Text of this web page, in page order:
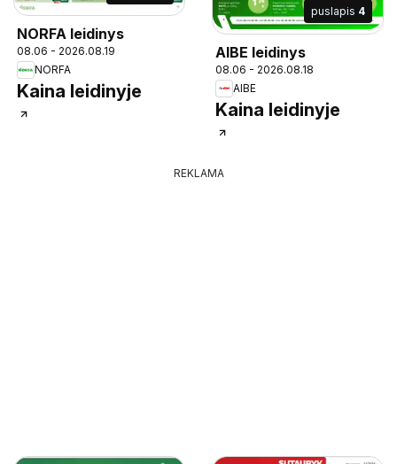
NORFA leidinys
08.06 - 2026.08.19
NORFA
Kaina leidinyje
puslapis 4
AIBE leidinys
08.06 - 2026.08.18
AIBE
Kaina leidinyje
REKLAMA